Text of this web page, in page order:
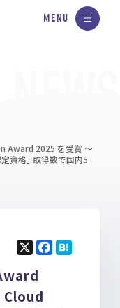
Award 2025 を受賞 〜
資格」 取得数で国内5
Cloud
a
ce